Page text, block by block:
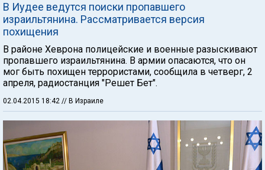
В Иудее ведутся поиски пропавшего
израильтянина. Рассматривается версия
похищения
В районе Хеврона полицейские и военные разыскивают
пропавшего израильтянина. В армии опасаются, что он
мог быть похищен террористами, сообщила в четверг, 2
апреля, радиостанция "Решет Бет".
02.04.2015 18:42 // В Израиле